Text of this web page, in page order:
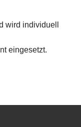
wird individuell
eingesetzt.